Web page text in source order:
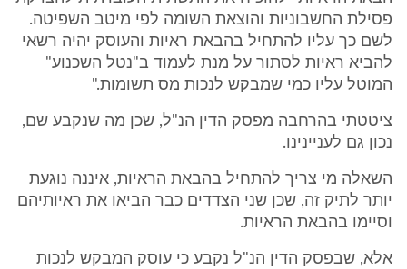
פסילת החשבוניות והוצאת השומה לפי מיטב השפיטה.
לשם כך עליו להתחיל בהבאת ראיות והעוסק יהיה רשאי
להביא ראיות לסתור על מנת לעמוד ב"נטל השכנוע"
המוטל עליו כמי שמבקש לנכות מס תשומות."
ציטטתי בהרחבה מפסק הדין הנ"ל, שכן מה שנקבע שם,
נכון גם לעניינינו.
השאלה מי צריך להתחיל בהבאת הראיות, איננה נוגעת
יותר לתיק זה, שכן שני הצדדים כבר הביאו את ראיותיהם
וסיימו בהבאת הראיות.
אלא, שבפסק הדין הנ"ל נקבע כי עוסק המבקש לנכות